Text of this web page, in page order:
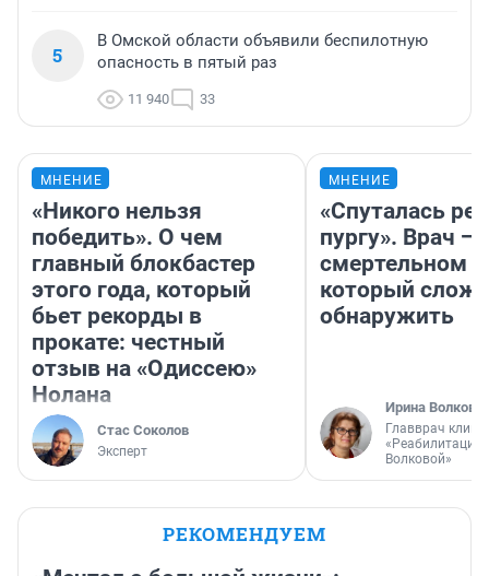
5
В Омской области объявили беспилотную
опасность в пятый раз
11 940 33
МНЕНИЕ
«Никого нельзя
победить». О чем
главный блокбастер
этого года, который
бьет рекорды в
прокате: честный
отзыв на «Одиссею»
Нолана
Стас Соколов
Эксперт
МНЕНИЕ
«Спуталась
пургу». Врач —
смертельном
который
обнаружить
Ирина Волкова
Главврач
«Реабилитация
Волковой»
РЕКОМЕНДУЕМ